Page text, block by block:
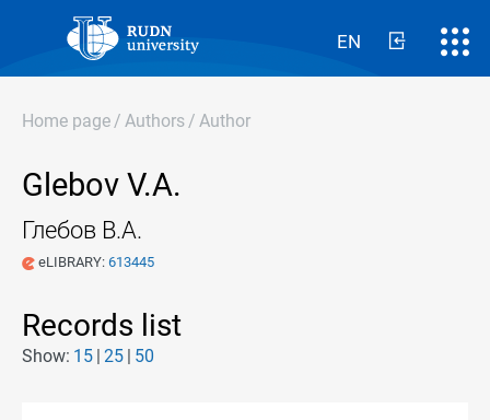
EN
Home page / Authors / Author
Glebov V.A.
Глебов В.А.
eLIBRARY: 613445
Records list
Show: 15 25 50